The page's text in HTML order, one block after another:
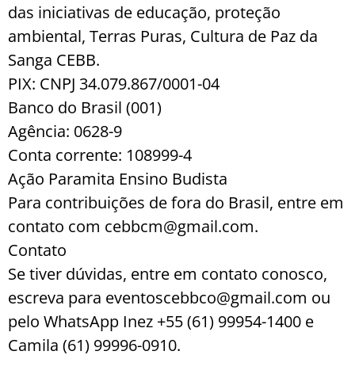
das iniciativas de educação, proteção
ambiental, Terras Puras, Cultura de Paz da
Sanga CEBB.
PIX: CNPJ 34.079.867/0001-04
Banco do Brasil (001)
Agência: 0628-9
Conta corrente: 108999-4
Ação Paramita Ensino Budista
Para contribuições de fora do Brasil, entre em
contato com cebbcm@gmail.com.
Contato
Se tiver dúvidas, entre em contato conosco,
escreva para eventoscebbco@gmail.com ou
pelo WhatsApp Inez +55 (61) 99954-1400 e
Camila (61) 99996-0910.